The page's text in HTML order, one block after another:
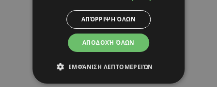
ΑΠΟΔΟΧΉ ΌΛΩΝ
ΑΠΌΡΡΙΨΗ ΌΛΩΝ
ΕΜΦΆΝΙΣΗ ΛΕΠΤΟΜΕΡΕΙΏΝ